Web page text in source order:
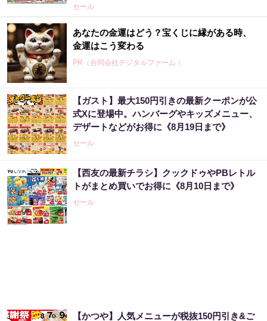
セール
あなたの金運はどう？宝くじに縁がある時、
金運はこう変わる
PR（合同会社デジタルファーム ）
「僕が世界三大投資家から信頼されている理
由」精鋭のなかでNo.1になった天才
PR（Acoco.）
「僕が世界三大投資家に認められた理由を話
します」数兆円を任された伝説の投資家
PR（Acoco.）
宝くじ“なんとなく”で買っている限り変わら
【ガスト】最大150円引きの最新クーポンが公
式Xに登場中。ハンバーグやキッズメニュー、
デザートなどがお得に《8月19日まで》
セール
【西友の最新チラシ】クックドゥやPBレトル
トがまとめ買いでお得に《8月10日まで》
セール
【かつや】人気メニューが税抜150円引き&ご